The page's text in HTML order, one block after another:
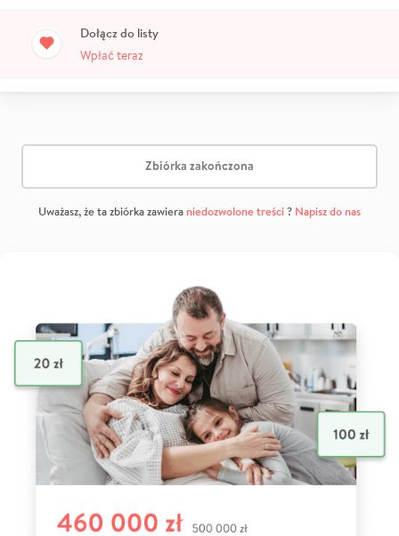
Dołącz do listy
Wpłać teraz
Zbiórka zakończona
Uważasz, że ta zbiórka zawiera niedozwolone treści? Napisz do nas